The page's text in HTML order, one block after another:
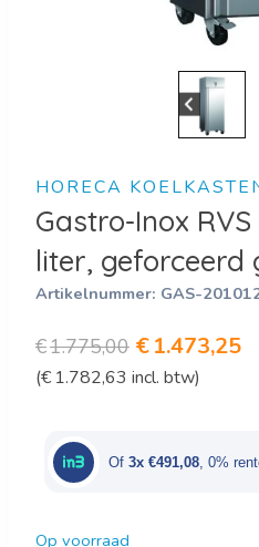
HORECA
Gastro-Inox
liter, geforceerd
Artikelnummer: GAS-
€1.775,00
prijs
€1.775,00.
€1.473,25
(€ 1.782,63 incl. btw)
Of 3x €491,08 , 0%
Op voorraad